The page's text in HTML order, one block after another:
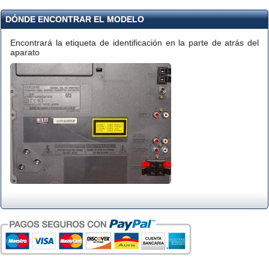
DÓNDE ENCONTRAR EL MODELO
Encontrará la etiqueta de identificación en la parte de atrás del
aparato